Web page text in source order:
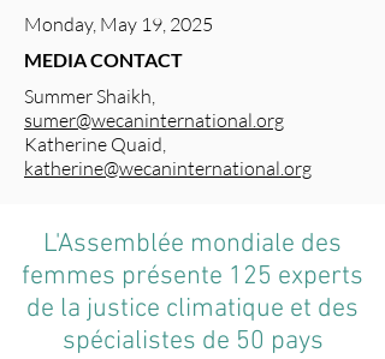
Monday, May 19, 2025
MEDIA CONTACT
Summer Shaikh,
sumer@wecaninternational.org
Katherine Quaid,
katherine@wecaninternational.org
L'Assemblée mondiale des
femmes présente 125 experts
de la justice climatique et des
spécialistes de 50 pays